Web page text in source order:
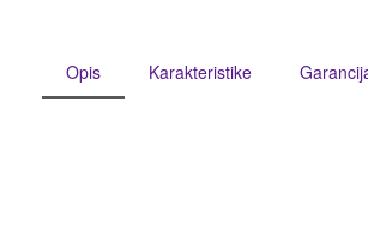
Opis Karakteristike